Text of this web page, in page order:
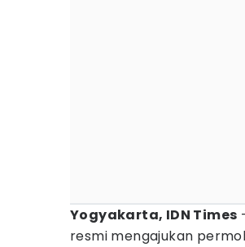
Yogyakarta, IDN Times
resmi mengajukan